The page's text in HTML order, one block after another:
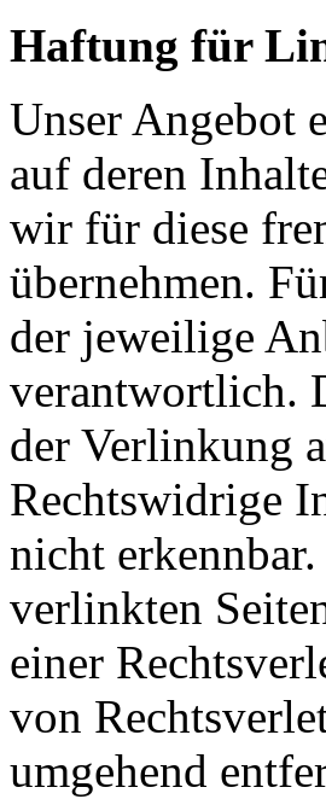
Haftung für
Unser Angebot
auf deren
wir für diese
übernehmen.
der jeweilige
verantwortlich.
der Verlinkung
Rechtswidrige
nicht
verlinkten
einer
von
umgehend